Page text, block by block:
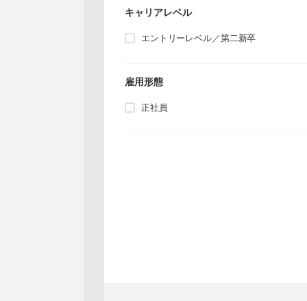
キャリアレベル
エントリーレベル／第二新卒
雇用形態
正社員